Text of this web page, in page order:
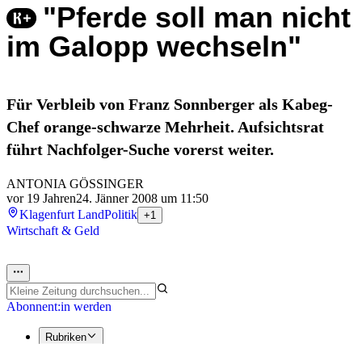
"Pferde soll man nicht
im Galopp wechseln"
Für Verbleib von Franz Sonnberger als Kabeg-
Chef orange-schwarze Mehrheit. Aufsichtsrat
führt Nachfolger-Suche vorerst weiter.
ANTONIA GÖSSINGER
vor 19 Jahren24. Jänner 2008 um 11:50
Klagenfurt LandPolitik +1
Wirtschaft & Geld
Abonnent:in werden
Rubriken